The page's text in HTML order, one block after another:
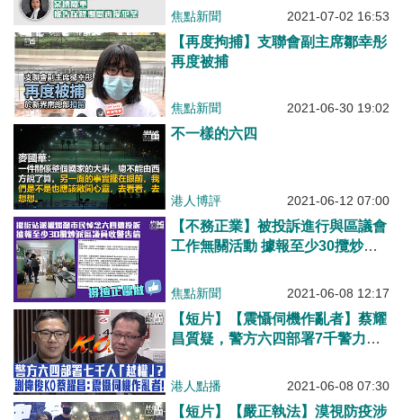
犯案
焦點新聞 2021-07-02 16:53
【再度拘捕】支聯會副主席鄒幸彤
再度被捕
焦點新聞 2021-06-30 19:02
不一樣的六四
港人博評 2021-06-12 07:00
【不務正業】被投訴進行與區議會
工作無關活動 據報至少30攬炒派
焦點新聞 2021-06-08 12:17
【短片】【震懾伺機作亂者】蔡耀
昌質疑，警方六四部署7千警力
灣有很多人似伺機而動、警須部署
港人點播 2021-06-08 07:30
【短片】【嚴正執法】漠視防疫涉